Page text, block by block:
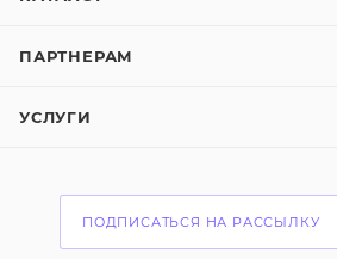
ПАРТНЕРАМ
УСЛУГИ
ПОДПИСАТЬСЯ НА РАССЫЛКУ